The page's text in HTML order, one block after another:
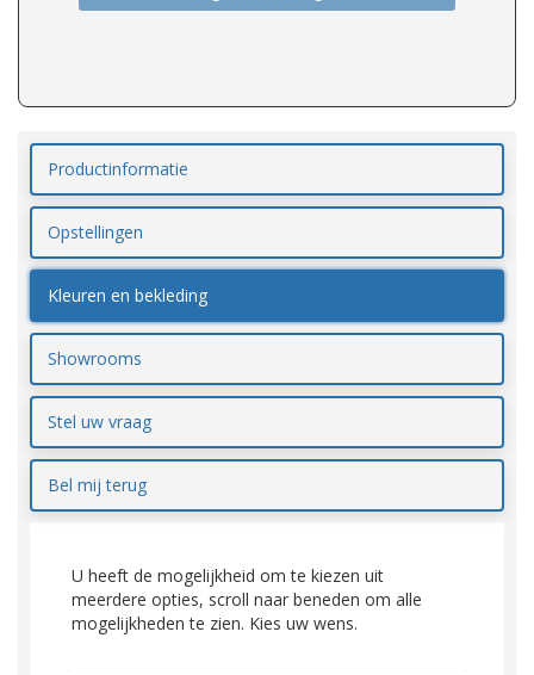
Productinformatie
Opstellingen
Kleuren en bekleding
Showrooms
Stel uw vraag
Bel mij terug
U heeft de mogelijkheid om te kiezen uit
meerdere opties, scroll naar beneden om alle
mogelijkheden te zien. Kies uw wens.